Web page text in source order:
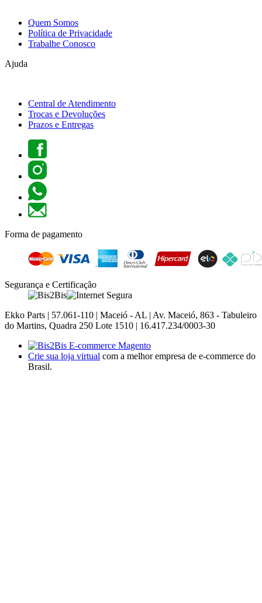
Quem Somos
Política de Privacidade
Trabalhe Conosco
Ajuda
Central de Atendimento
Trocas e Devoluções
Prazos e Entregas
Forma de pagamento
Segurança e Certificação
Ekko Parts | 57.061-110 | Maceió - AL | Av. Maceió, 863 - Tabuleiro
do Martins, Quadra 250 Lote 1510 | 16.417.234/0003-30
Crie sua loja virtual com a melhor empresa de e-commerce do
Brasil.